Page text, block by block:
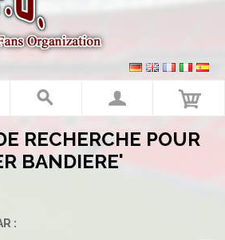
RECHERCHE POUR
BANDIERE'
: